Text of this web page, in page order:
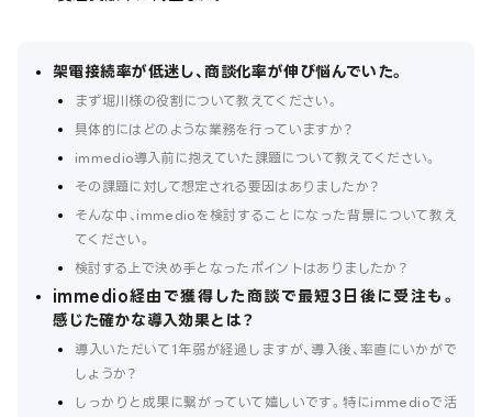
架電接続率が低迷し、商談化率が伸び悩んでいた。
まず堀川様の役割について教えてください。
具体的にはどのような業務を行っていますか？
immedio導入前に抱えていた課題について教えてください。
その課題に対して想定される要因はありましたか？
そんな中、immedioを検討することになった背景について教え
てください。
検討する上で決め手となったポイントはありましたか？
immedio経由で獲得した商談で最短3日後に受注も。
感じた確かな導入効果とは？
導入いただいて1年弱が経過しますが、導入後、率直にいかがで
しょうか？
しっかりと成果に繋がっていて嬉しいです。特にimmedioで活